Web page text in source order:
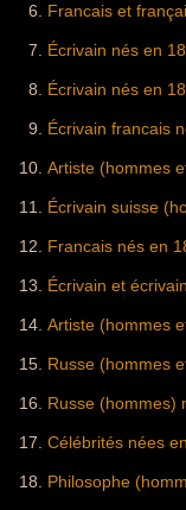
Francais et
Écrivain nés en
Écrivain nés en
Écrivain francais
Artiste (hommes
Écrivain suisse
Francais nés en
Écrivain et
Artiste (hommes
Russe (hommes
Russe (hommes)
Célébrités nées
Philosophe